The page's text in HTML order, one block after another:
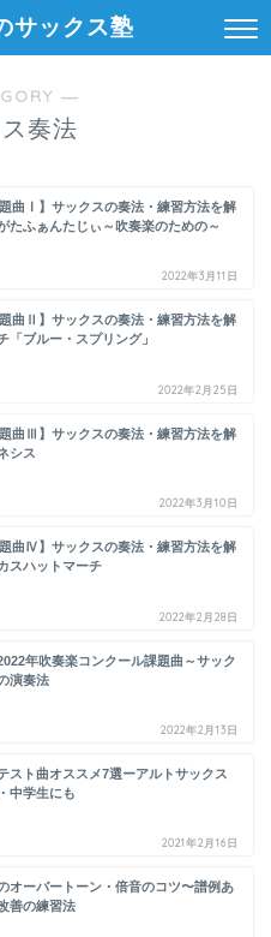
サックス塾
―
奏法
題曲Ⅰ】サックスの奏法・練習方法を解
たふぁんたじぃ～吹奏楽のための～
2022年3月11日
題曲Ⅱ】サックスの奏法・練習方法を解
「ブルー・スプリング」
2022年2月25日
題曲Ⅲ】サックスの奏法・練習方法を解
シス
2022年3月10日
題曲Ⅳ】サックスの奏法・練習方法を解
スハットマーチ
2022年2月28日
年吹奏楽コンクール課題曲～サック
演奏法
2022年2月13日
スト曲オススメ7選ーアルトサックス
中学生にも
2021年2月16日
オーバートーン・倍音のコツ〜譜例あ
善の練習法